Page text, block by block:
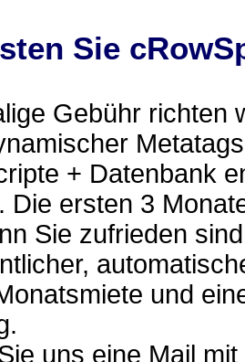
Sie
Gebühr richten
+ Datenbank
Die ersten 3
Sie zufrieden
und
uns eine Mail